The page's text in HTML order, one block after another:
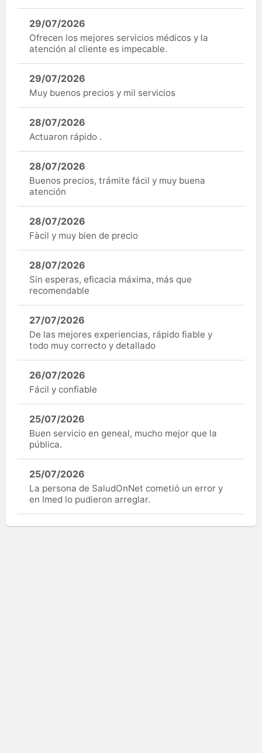
29/07/2026
Ofrecen los mejores servicios médicos y la
atención al cliente es impecable.
29/07/2026
Muy buenos precios y mil servicios
28/07/2026
Actuaron rápido .
28/07/2026
Buenos precios, trámite fácil y muy buena
atención
28/07/2026
Fàcil y muy bien de precio
28/07/2026
Sin esperas, eficacia máxima, más que
recomendable
27/07/2026
De las mejores experiencias, rápido fiable y
todo muy correcto y detallado
26/07/2026
Fácil y confiable
25/07/2026
Buen servicio en geneal, mucho mejor que la
pública.
25/07/2026
La persona de SaludOnNet cometió un error y
en Imed lo pudieron arreglar.